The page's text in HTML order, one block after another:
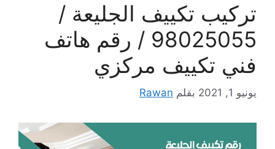
تركيب تكييف الجليعة /
98025055 / رقم هاتف
فني تكييف مركزي
يونيو 1, 2021 بقلم Rawan